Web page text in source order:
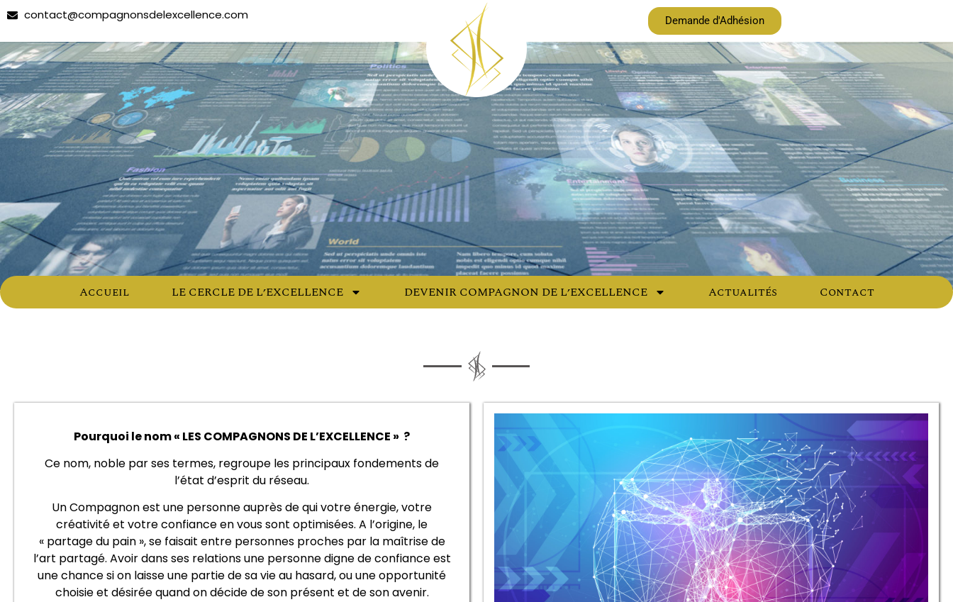
contact@compagnonsdelexcellence.com Demande d'Adhésion
Accueil LE CERCLE DE L’EXCELLENCE DEVENIR COMPAGNON DE L’EXCELLENCE Actualités Contact
Pourquoi le nom « LES COMPAGNONS DE L’EXCELLENCE » ?
Ce nom, noble par ses termes, regroupe les principaux fondements de
l’état d’esprit du réseau.
Un Compagnon est une personne auprès de qui votre énergie, votre
créativité et votre confiance en vous sont optimisées. A l’origine, le
« partage du pain », se faisait entre personnes proches par la maîtrise de
l’art partagé. Avoir dans ses relations une personne digne de confiance est
une chance si on laisse une partie de sa vie au hasard, ou une opportunité
choisie et désirée quand on décide de son présent et de son avenir.